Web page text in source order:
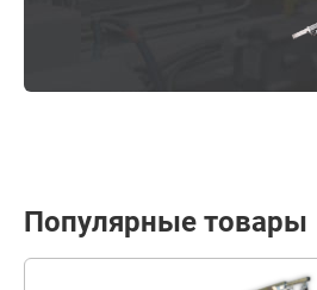
Популярные товары